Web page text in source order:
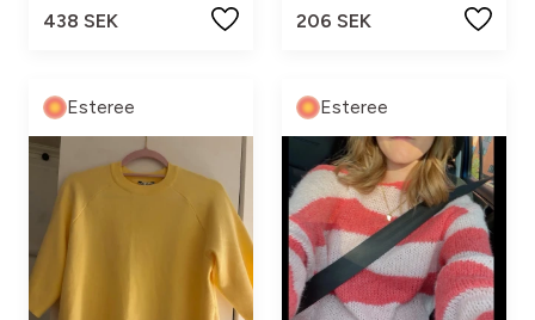
438 SEK
206 SEK
Esteree Esteree